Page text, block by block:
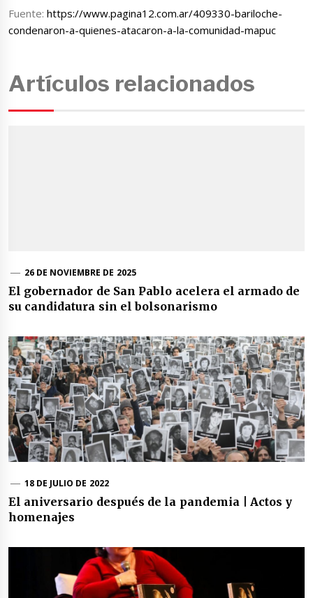
Fuente:https://www.pagina12.com.ar/409330-bariloche-
condenaron-a-quienes-atacaron-a-la-comunidad-mapuc
Artículos relacionados
26 DE NOVIEMBRE DE 2025
El gobernador de San Pablo acelera el armado de
su candidatura sin el bolsonarismo
18 DE JULIO DE 2022
El aniversario después de la pandemia | Actos y
homenajes